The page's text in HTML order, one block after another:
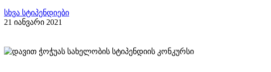
სხვა სტიპენდიები
21 იანვარი 2021